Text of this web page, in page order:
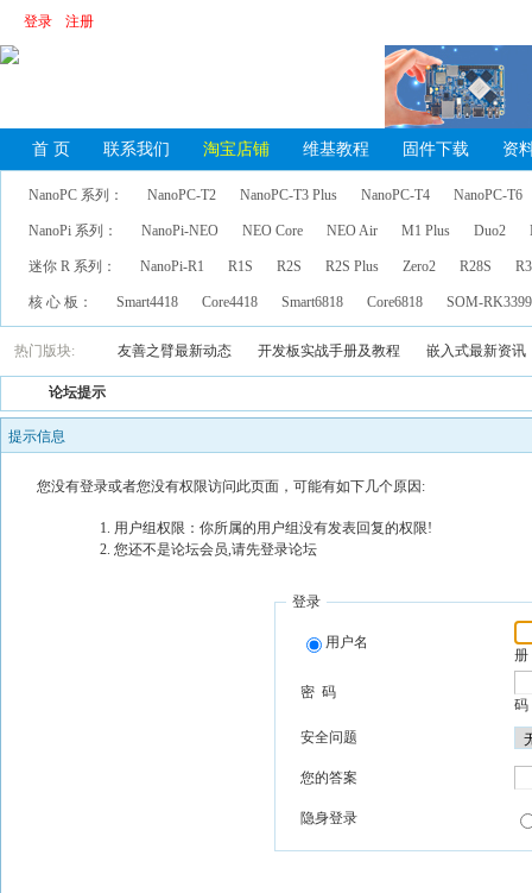
登录 注册
首 页 联系我们 淘宝店铺 维基教程 固件下载 资
NanoPC 系列： NanoPC-T2 NanoPC-T3 Plus NanoPC-T4 NanoPC-T6
NanoPi 系列： NanoPi-NEO NEO Core NEO Air M1 Plus Duo2
迷你 R 系列： NanoPi-R1 R1S R2S R2S Plus Zero2 R28S
核 心 板： Smart4418 Core4418 Smart6818 Core6818 SOM-
热门版块: 友善之臂最新动态 开发板实战手册及教程 嵌入式最新资讯
论坛提示
提示信息
您没有登录或者您没有权限访问此页面，可能有如下几个原因:
用户组权限：你所属的用户组没有发表回复的权限!
您还不是论坛会员,请先登录论坛
登录
用户名
册
密 码
码
安全问题
您的答案
隐身登录